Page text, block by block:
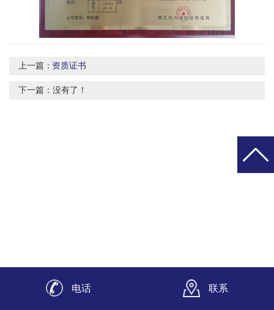
上一篇： 资质证书
下一篇：没有了！
电话 联系